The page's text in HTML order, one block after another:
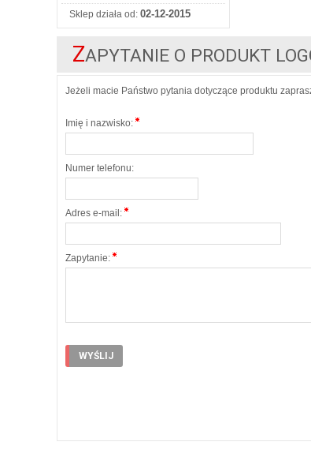
Sklep działa od: 02-12-2015
ZAPYTANIE O PRODUKT
Jeżeli macie Państwo pytania dotyczące produktu
Imię i nazwisko:
Numer telefonu:
Adres e-mail:
Zapytanie: